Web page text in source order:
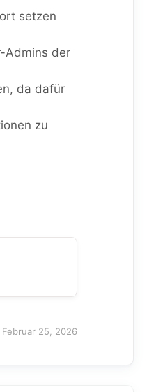
setzen
Admins der
da dafür
zu
25, 2026